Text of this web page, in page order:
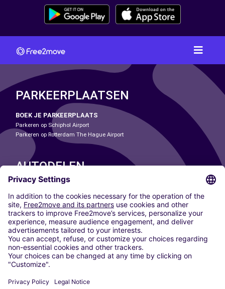
PARKEERPLAATSEN
BOEK JE PARKEERPLAATS
Parkeren op Schiphol Airport
Parkeren op Rotterdam The Hague Airport
AUTODELEN
ONZE STEDEN
Paris
Madrid
Washington DC
Milaan
Rome
Turijn
Wenen
Berlijn
Düsseldorf